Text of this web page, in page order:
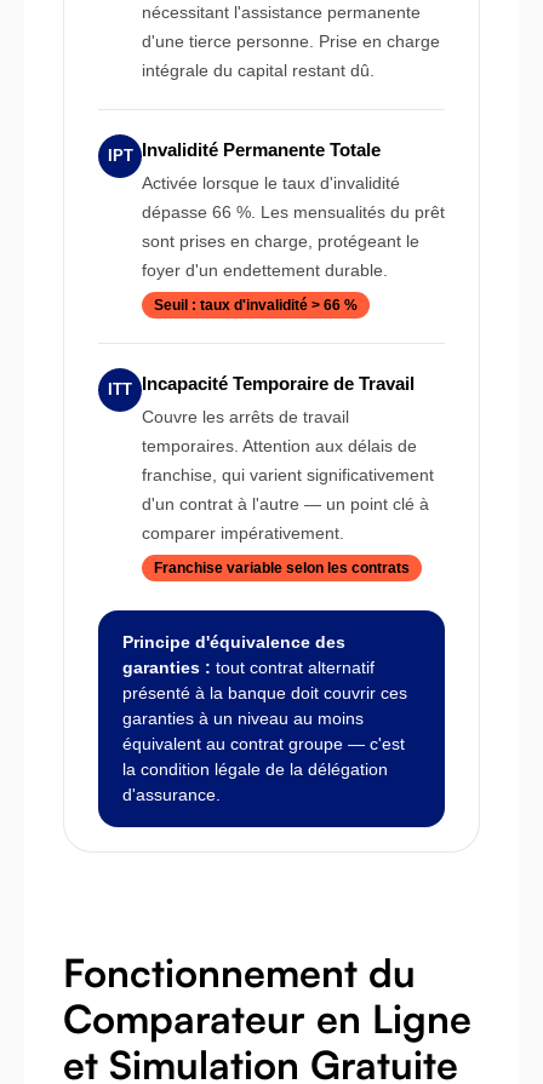
nécessitant l'assistance permanente
d'une tierce personne. Prise en charge
intégrale du capital restant dû.
IPT Invalidité Permanente Totale
Activée lorsque le taux d'invalidité
dépasse 66 %. Les mensualités du prêt
sont prises en charge, protégeant le
foyer d'un endettement durable.
Seuil : taux d'invalidité > 66 %
ITT Incapacité Temporaire de Travail
Couvre les arrêts de travail
temporaires. Attention aux délais de
franchise, qui varient significativement
d'un contrat à l'autre — un point clé à
comparer impérativement.
Franchise variable selon les contrats
Principe d'équivalence des
garanties : tout contrat alternatif
présenté à la banque doit couvrir ces
garanties à un niveau au moins
équivalent au contrat groupe — c'est
la condition légale de la délégation
d'assurance.
Fonctionnement du
Comparateur en Ligne
et Simulation Gratuite